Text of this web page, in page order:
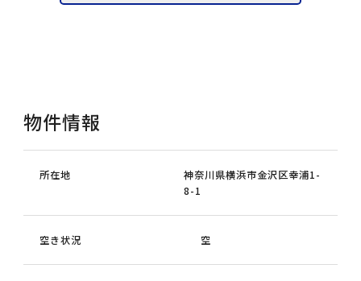
物件情報
所在地
神奈川県横浜市金沢区幸浦1-
8-1
空き状況 空